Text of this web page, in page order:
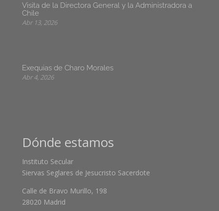
Visita de la Directora General y la Administradora a
Chile
Abr 13, 2026
Exequias de Charo Morales
Abr 4, 2026
Dónde estamos
Instituto Secular
Siervas Seglares de Jesucristo Sacerdote
Calle de Bravo Murillo, 198
28020 Madrid